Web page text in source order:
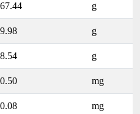
67.44 g
9.98 g
8.54 g
0.50 mg
0.08 mg